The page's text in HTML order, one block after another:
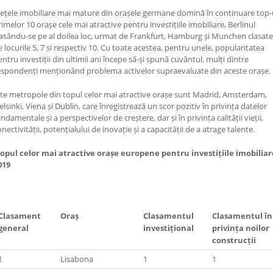
imobiliare mai mature din orașele germane domină în continuare
10 orașe cele mai atractive pentru investițiile imobiliare, Berlinul
se pe al doilea loc, urmat de Frankfurt, Hamburg și Munchen clasate
locurile 5, 7 și respectiv 10. Cu toate acestea, pentru unele, popularitatea
investiții din ultimii ani începe să-și spună cuvântul, mulți dintre
menționând problema activelor supraevaluate din aceste orașe.
metropole din topul celor mai atractive orașe sunt Madrid, Amsterdam,
Viena și Dublin, care înregistrează un scor pozitiv în privința datelor
și a perspectivelor de creștere, dar și în privința calității vieții,
potențialului de inovație și a capacității de a atrage talente.
celor mai atractive orașe europene pentru investițiile
Oraș
Clasamentul
investițional
Clasamentul în
privința noilor
construcții
Lisabona 1
1